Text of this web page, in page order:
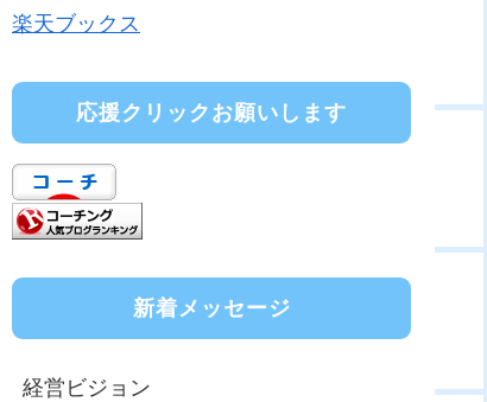
楽天ブックス
応援クリックお願いします
新着メッセージ
経営ビジョン